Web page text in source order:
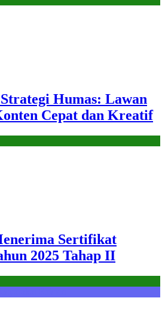
Humas: Lawan
Cepat dan Kreatif
Sertifikat
2025 Tahap II